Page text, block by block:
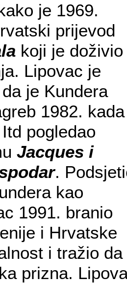
je 1969.
prijevod
koji je doživio
Lipovac je
je Kundera
1982. kada
pogledao
Jacques i
.
kao
1991. branio
i Hrvatske
i tražio da
prizna.